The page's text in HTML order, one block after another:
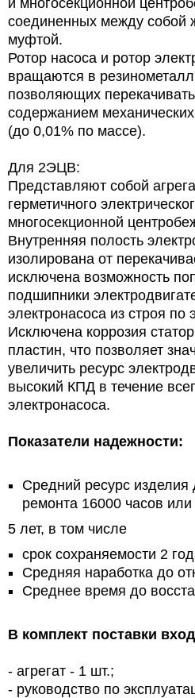
и многосекционной
соединенных между собой
муфтой.
Ротор насоса и ротор
вращаются в
позволяющих
содержанием
(до 0,01% по массе).
Для 2ЭЦВ:
Представляют собой
герметичного
многосекционной
Внутренняя полость
изолирована от
исключена возможность
подшипники
электронасоса из строя по
Исключена коррозия
пластин, что позволяет
увеличить ресурс
высокий КПД в течение
электронасоса.
Показатели надежности:
Средний ресурс изделия
ремонта 16000 часов
5 лет, в том числе
срок сохраняемости 2
Средняя наработка до
Среднее время до
В комплект поставки
- агрегат - 1 шт.;
- руководство по